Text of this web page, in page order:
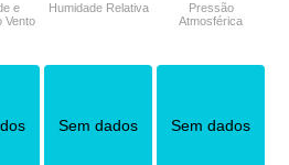
e
Vento
Humidade Relativa
Pressão
Atmosférica
Sem dados Sem dados